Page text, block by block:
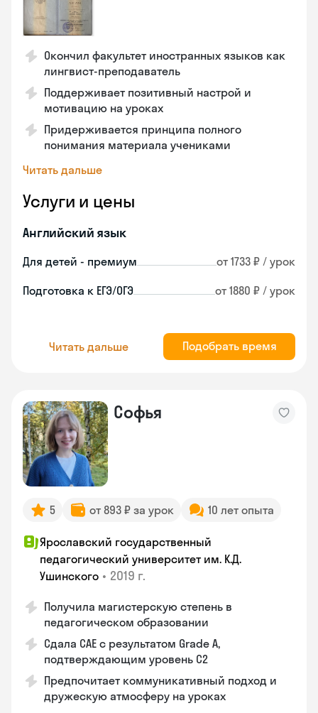
Окончил факультет иностранных языков как
лингвист-преподаватель
Поддерживает позитивный настрой и
мотивацию на уроках
Придерживается принципа полного
понимания материала учениками
Читать дальше
Услуги и цены
Английский язык
Для детей - премиум от 1733 ₽ / урок
Подготовка к ЕГЭ/ОГЭ от 1880 ₽ / урок
Читать дальше Подобрать время
Софья
5 от 893 ₽ за урок 10 лет опыта
Ярославский государственный
педагогический университет им. К.Д.
Ушинского • 2019 г.
Получила магистерскую степень в
педагогическом образовании
Сдала CAE с результатом Grade A,
подтверждающим уровень C2
Предпочитает коммуникативный подход и
дружескую атмосферу на уроках